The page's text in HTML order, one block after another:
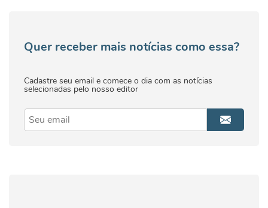
Quer receber mais notícias como essa?
Cadastre seu email e comece o dia com as notícias
selecionadas pelo nosso editor